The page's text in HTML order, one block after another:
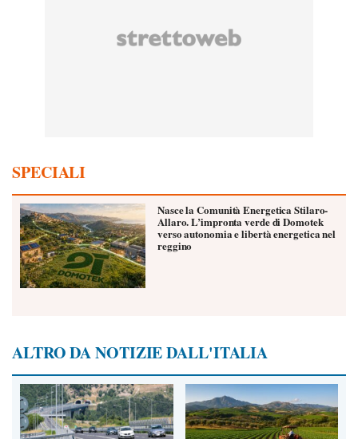
SPECIALI
Nasce la Comunità Energetica Stilaro-
Allaro. L’impronta verde di Domotek
verso autonomia e libertà energetica nel
reggino
ALTRO DA NOTIZIE DALL'ITALIA